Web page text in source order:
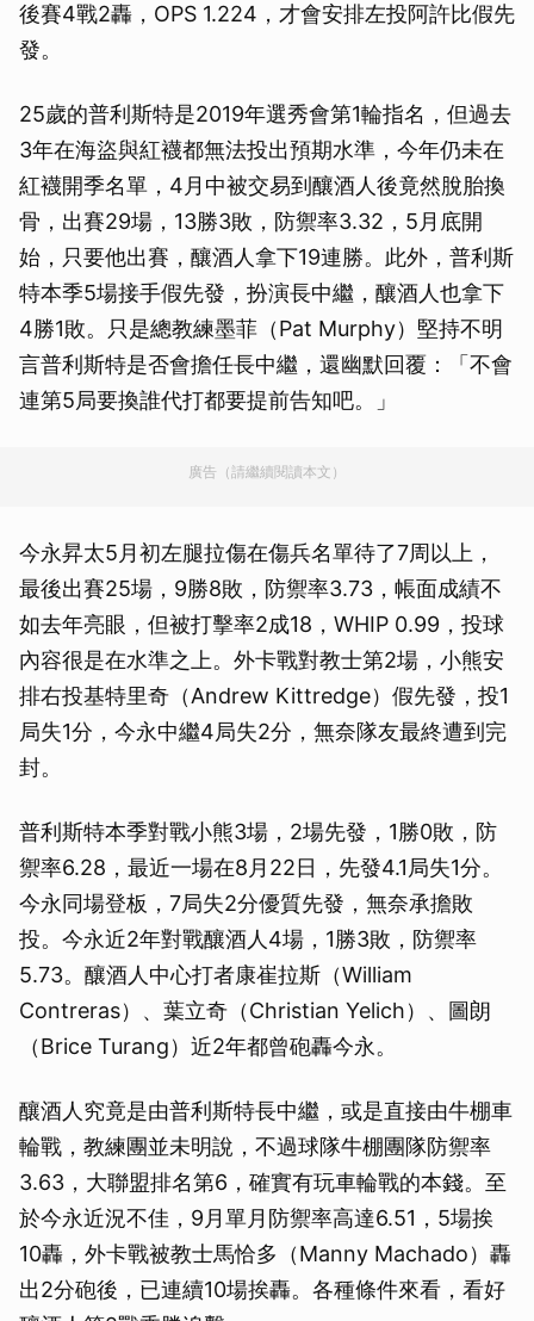
後賽4戰2轟，OPS 1.224，才會安排左投阿許比假先
發。
25歲的普利斯特是2019年選秀會第1輪指名，但過去
3年在海盜與紅襪都無法投出預期水準，今年仍未在
紅襪開季名單，4月中被交易到釀酒人後竟然脫胎換
骨，出賽29場，13勝3敗，防禦率3.32，5月底開
始，只要他出賽，釀酒人拿下19連勝。此外，普利斯
特本季5場接手假先發，扮演長中繼，釀酒人也拿下
4勝1敗。只是總教練墨菲（Pat Murphy）堅持不明
言普利斯特是否會擔任長中繼，還幽默回覆：「不會
連第5局要換誰代打都要提前告知吧。」
廣告（請繼續閱讀本文）
今永昇太5月初左腿拉傷在傷兵名單待了7周以上，
最後出賽25場，9勝8敗，防禦率3.73，帳面成績不
如去年亮眼，但被打擊率2成18，WHIP 0.99，投球
內容很是在水準之上。外卡戰對教士第2場，小熊安
排右投基特里奇（Andrew Kittredge）假先發，投1
局失1分，今永中繼4局失2分，無奈隊友最終遭到完
封。
普利斯特本季對戰小熊3場，2場先發，1勝0敗，防
禦率6.28，最近一場在8月22日，先發4.1局失1分。
今永同場登板，7局失2分優質先發，無奈承擔敗
投。今永近2年對戰釀酒人4場，1勝3敗，防禦率
5.73。釀酒人中心打者康崔拉斯（William
Contreras）、葉立奇（Christian Yelich）、圖朗
（Brice Turang）近2年都曾砲轟今永。
釀酒人究竟是由普利斯特長中繼，或是直接由牛棚車
輪戰，教練團並未明說，不過球隊牛棚團隊防禦率
3.63，大聯盟排名第6，確實有玩車輪戰的本錢。至
於今永近況不佳，9月單月防禦率高達6.51，5場挨
10轟，外卡戰被教士馬恰多（Manny Machado）轟
出2分砲後，已連續10場挨轟。各種條件來看，看好